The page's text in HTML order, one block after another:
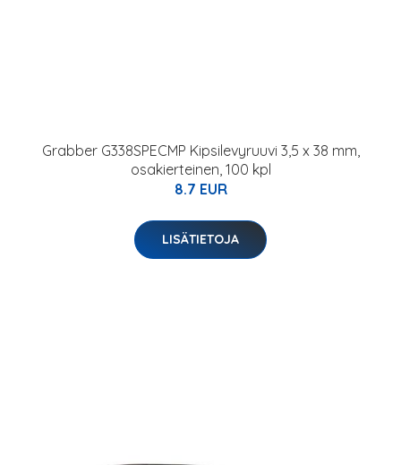
Grabber G338SPECMP Kipsilevyruuvi 3,5 x 38 mm,
osakierteinen, 100 kpl
8.7 EUR
LISÄTIETOJA